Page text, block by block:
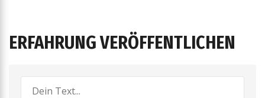
ERFAHRUNG VERÖFFENTLICHEN